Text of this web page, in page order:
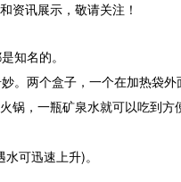
资讯展示，敬请关注！
知名的。
两个盒子，一个在加热袋
，一瓶矿泉水就可以吃到方
可迅速上升)。